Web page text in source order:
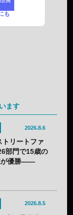
も
ます
2026.8.6
トリートファ
部門で15歳の
が優勝——
2026.8.5